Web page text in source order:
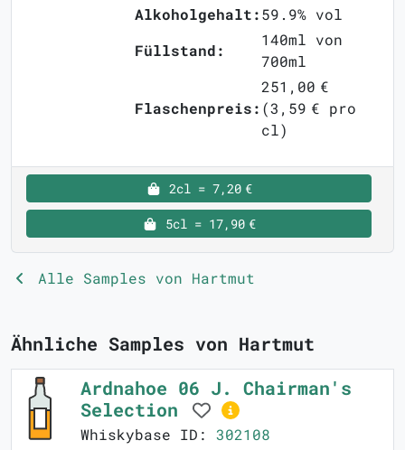
Alkoholgehalt:59.9% vol
Füllstand:
140ml von
700ml
Flaschenpreis:
251,00 €
(3,59 € pro
cl)
2cl = 7,20 €
5cl = 17,90 €
Alle Samples von Hartmut
Ähnliche Samples von Hartmut
Ardnahoe 06 J. Chairman's
Selection
Whiskybase ID: 302108